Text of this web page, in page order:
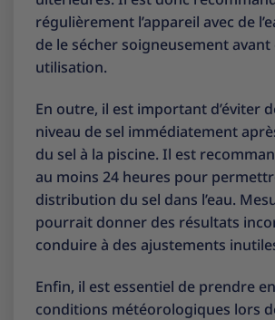
régulièrement l’appareil avec de
de le sécher soigneusement avant
utilisation.
En outre, il est important d’éviter
niveau de sel immédiatement
du sel à la piscine. Il est
au moins 24 heures pour
distribution du sel dans l’eau.
pourrait donner des résultats
conduire à des ajustements
Enfin, il est essentiel de prendre
conditions météorologiques lors